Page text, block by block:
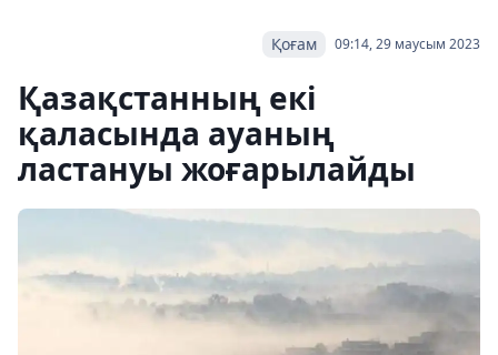
09:14, 29 маусым 2023
Қоғам
Қазақстанның екі
қаласында ауаның
ластануы жоғарылайды